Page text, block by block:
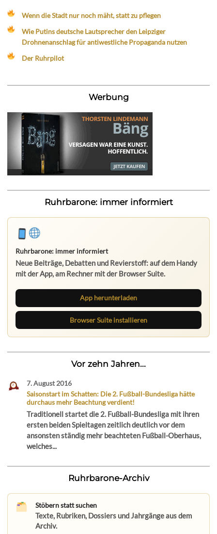
Wenn die Stadt nur noch mäht, statt zu pflegen
Wie Putins deutsche Lautsprecher den Leipziger
Drohnenanschlag für antiwestliche Propaganda nutzen
Der Ruhrpilot
Werbung
Ruhrbarone: immer informiert
Ruhrbarone: immer informiert
Neue Beiträge, Debatten und Revierstoff: auf dem Handy
mit der App, am Rechner mit der Browser Suite.
App herunterladen
Browser Suite installieren
Vor zehn Jahren...
7. August 2016
Saisonstart im Schatten: Die 2. Fußball-Bundesliga hätte
durchaus mehr Beachtung verdient!
Traditionell startet die 2. Fußball-Bundesliga mit ihren
ersten beiden Spieltagen zeitlich deutlich vor dem
ansonsten ständig mehr beachteten Fußball-Oberhaus,
welches...
Ruhrbarone-Archiv
Stöbern statt suchen
Texte, Rubriken, Dossiers und Jahrgänge aus dem
Archiv.